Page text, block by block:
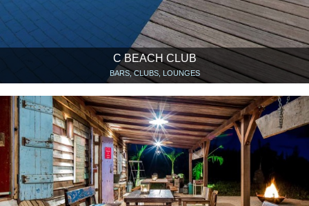
C BEACH CLUB
BARS, CLUBS, LOUNGES